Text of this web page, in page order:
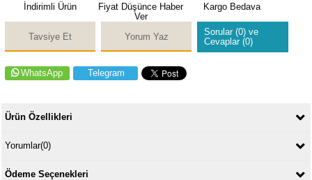
İndirimli Ürün
Fiyat Düşünce Haber
Ver
Kargo Bedava
Tavsiye Et Yorum Yaz
Sorular (0) ve
Cevaplar (0)
WhatsApp Telegram
Ürün Özellikleri
Yorumlar(0)
Ödeme Seçenekleri